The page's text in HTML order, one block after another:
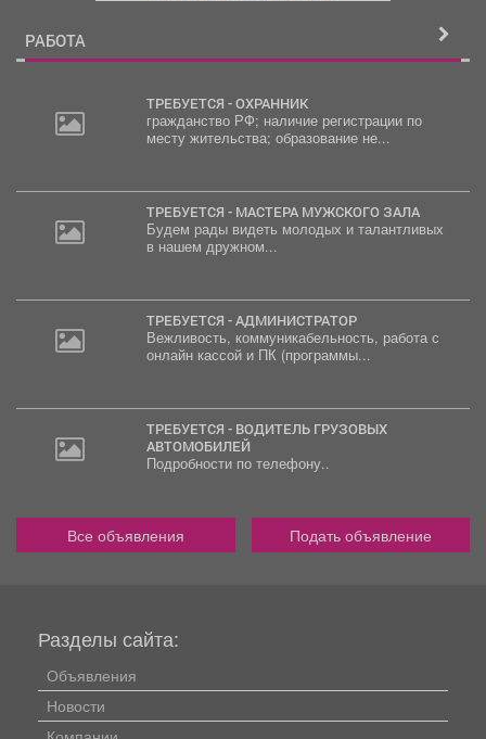
РАБОТА
ТРЕБУЕТСЯ - ОХРАННИК
гражданство РФ; наличие регистрации по
месту жительства; образование не...
ТРЕБУЕТСЯ - МАСТЕРА МУЖСКОГО ЗАЛА
Будем рады видеть молодых и талантливых
в нашем дружном...
ТРЕБУЕТСЯ - АДМИНИСТРАТОР
Вежливость, коммуникабельность, работа с
онлайн кассой и ПК (программы...
ТРЕБУЕТСЯ - ВОДИТЕЛЬ ГРУЗОВЫХ
АВТОМОБИЛЕЙ
Подробности по телефону..
Все объявления Подать объявление
Разделы сайта:
Объявления
Новости